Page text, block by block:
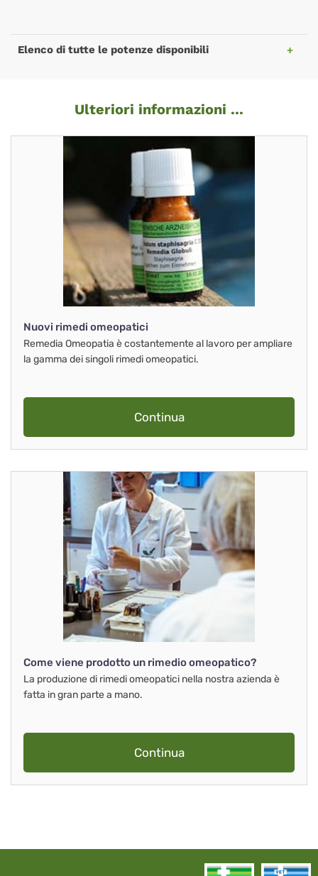
Elenco di tutte le potenze disponibili
Ulteriori informazioni ...
Nuovi rimedi omeopatici
Remedia Omeopatia è costantemente al lavoro per ampliare
la gamma dei singoli rimedi omeopatici.
Continua
Come viene prodotto un rimedio omeopatico?
La produzione di rimedi omeopatici nella nostra azienda è
fatta in gran parte a mano.
Continua